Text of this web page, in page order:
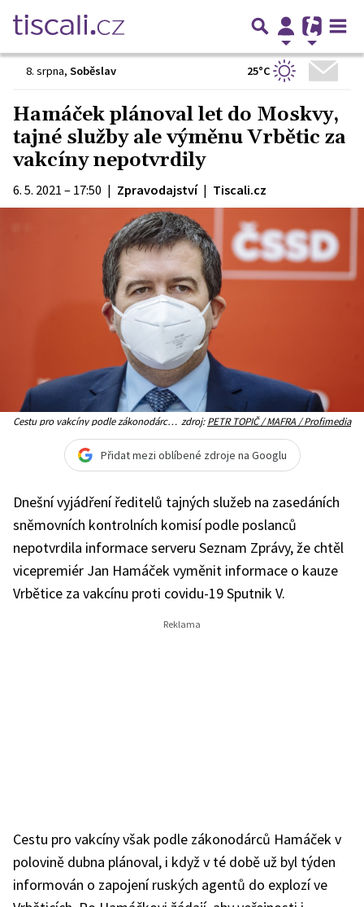
8. srpna, Soběslav 25°C
Hamáček plánoval let do Moskvy,
tajné služby ale výměnu Vrbětic za
vakcíny nepotvrdily
6. 5. 2021 – 17:50 | Zpravodajství | Tiscali.cz
Cestu pro vakcíny podle zákonodárců
když v té době už byl týden
informován o zapojení ruských agentů
do explozí ve Vrběticích
zdroj:PETR TOPIČ / MAFRA / Profimedia
Přidat mezi oblíbené zdroje na Googlu
Dnešní vyjádření ředitelů tajných služeb na zasedáních
sněmovních kontrolních komisí podle poslanců
nepotvrdila informace serveru Seznam Zprávy, že chtěl
vicepremiér Jan Hamáček vyměnit informace o kauze
Vrbětice za vakcínu proti covidu-19 Sputnik V.
Cestu pro vakcíny však podle zákonodárců Hamáček v
polovině dubna plánoval, i když v té době už byl týden
informován o zapojení ruských agentů do explozí ve